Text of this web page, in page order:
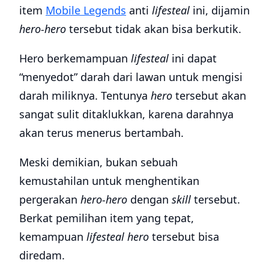
item Mobile Legends anti lifesteal ini, dijamin
hero-hero tersebut tidak akan bisa berkutik.
Hero berkemampuan lifesteal ini dapat
“menyedot” darah dari lawan untuk mengisi
darah miliknya. Tentunya hero tersebut akan
sangat sulit ditaklukkan, karena darahnya
akan terus menerus bertambah.
Meski demikian, bukan sebuah
kemustahilan untuk menghentikan
pergerakan hero-hero dengan skill tersebut.
Berkat pemilihan item yang tepat,
kemampuan lifesteal hero tersebut bisa
diredam.